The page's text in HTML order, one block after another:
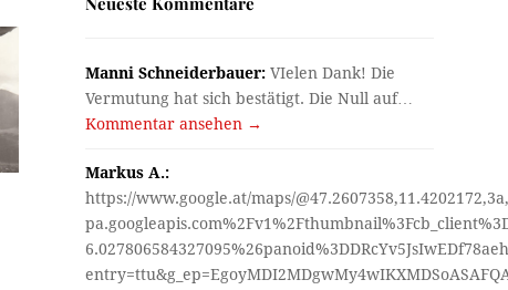
Manni Schneiderbauer: VIelen Dank! Die
Vermutung hat sich bestätigt. Die Null auf…
Kommentar ansehen →
Markus A.:
https://www.google.at/maps/